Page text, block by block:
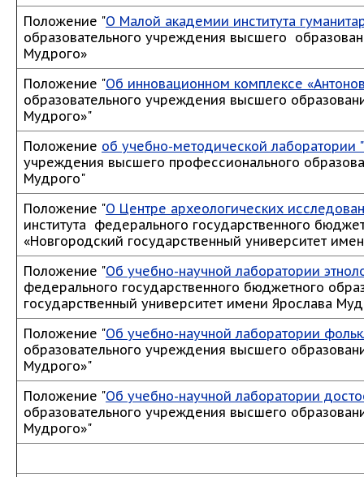
Положение "О Малой академии института
образовательного учреждения высшего
Мудрого»
Положение "Об инновационном комплексе
образовательного учреждения высшего
Мудрого»"
Положение об учебно-методической лаборатории
учреждения высшего профессионального
Мудрого"
Положение "О Центре археологических
института федерального государственного
«Новгородский государственный университет
Положение "Об учебно-научной лаборатории
федерального государственного бюджетного
государственный университет имени Ярослава
Положение "Об учебно-научной лаборатории
образовательного учреждения высшего
Мудрого»"
Положение "Об учебно-научной лаборатории
образовательного учреждения высшего
Мудрого»"